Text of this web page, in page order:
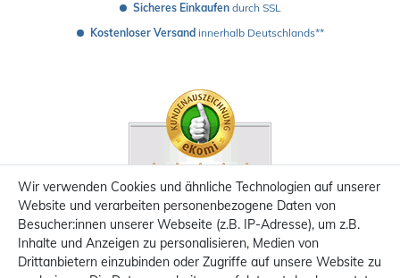
Sicheres Einkaufen durch SSL
Kostenloser Versand innerhalb Deutschlands**
Wir verwenden Cookies und ähnliche Technologien auf unserer
Website und verarbeiten personenbezogene Daten von
Besucher:innen unserer Webseite (z.B. IP-Adresse), um z.B.
Inhalte und Anzeigen zu personalisieren, Medien von
Drittanbietern einzubinden oder Zugriffe auf unsere Website zu